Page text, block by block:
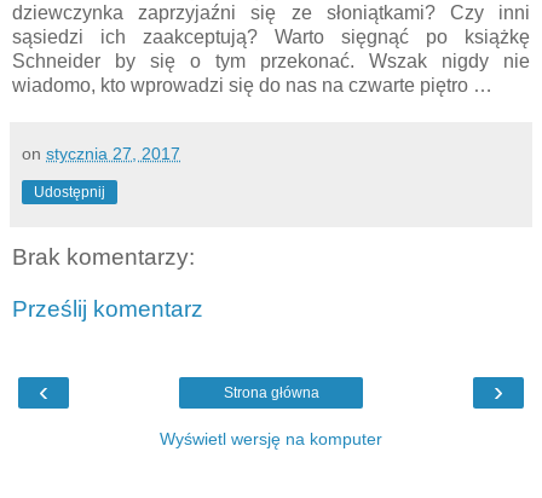
dziewczynka zaprzyjaźni się ze słoniątkami? Czy inni
sąsiedzi ich zaakceptują? Warto sięgnąć po książkę
Schneider by się o tym przekonać. Wszak nigdy nie
wiadomo, kto wprowadzi się do nas na czwarte piętro …
on stycznia 27, 2017
Udostępnij
Brak komentarzy:
Prześlij komentarz
‹ ›
Strona główna
Wyświetl wersję na komputer